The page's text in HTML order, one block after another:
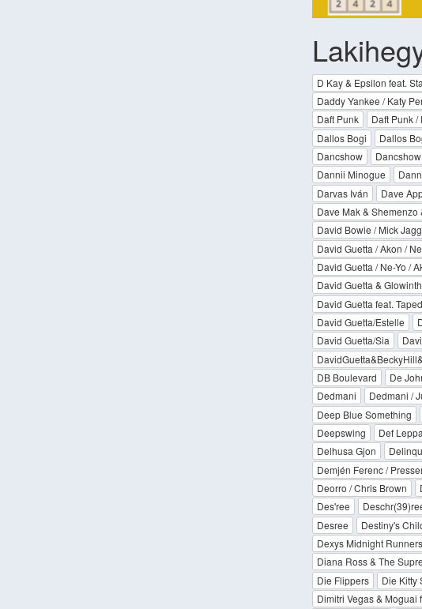
D Kay & Epsilon feat.
Daddy Yankee / Katy
Daft Punk
Daft Punk
Dallos Bogi
Dallos
Dancshow
Dannii Minogue
Darvas Iván
Dave
Dave Mak & Shemenzo
David Bowie / Mick
David Guetta / Akon /
David Guetta / Ne-Yo /
David Guetta &
David Guetta feat.
David Guetta/Estelle
David Guetta/Sia
DB Boulevard
De
Dedmani
Dedmani /
Deep Blue Something
Deepswing
Def
Delhusa Gjon
Demjén Ferenc /
Deorro / Chris Brown
Des'ree
Desree
Destiny's
Dexys Midnight Runners
Diana Ross & The
Die Flippers
Die Kitty
Dimitri Vegas & Moguai